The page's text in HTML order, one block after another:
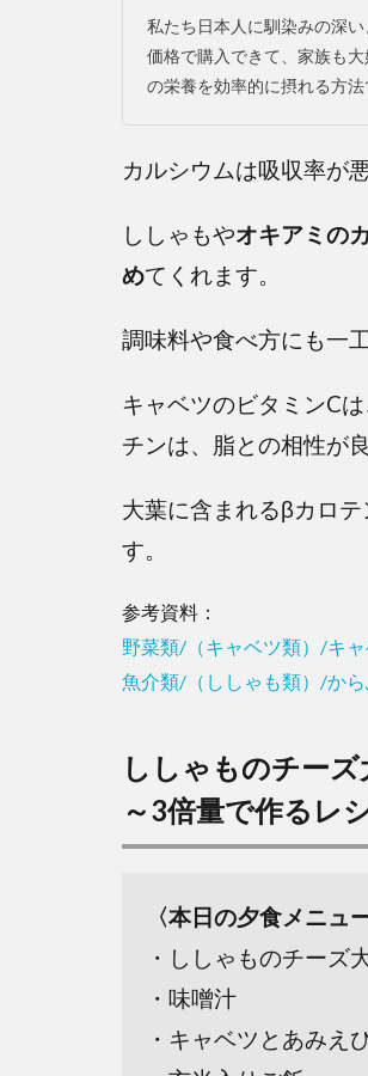
私たち日本人に馴染みの深
価格で購入できて、家族も
の栄養を効率的に摂れる方
カルシウムは吸収率が
ししゃもやオキアミの
めてくれます。
調味料や食べ方にも一工
キャベツのビタミンC
チンは、脂との相性が
大葉に含まれるβカロ
す。
参考資料：
野菜類/（キャベツ類）/キ
魚介類/（ししゃも類）/か
ししゃものチー
～3倍量で作るレ
〈本日の夕食メニュー
・ししゃものチーズ
・味噌汁
・キャベツとあみえ